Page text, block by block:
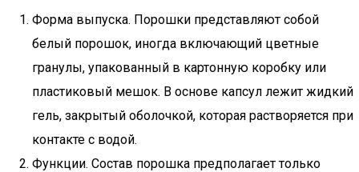
Форма выпуска. Порошки представляют собой
белый порошок, иногда включающий цветные
гранулы, упакованный в картонную коробку или
пластиковый мешок. В основе капсул лежит жидкий
гель, закрытый оболочкой, которая растворяется при
контакте с водой.
Функции. Состав порошка предполагает только